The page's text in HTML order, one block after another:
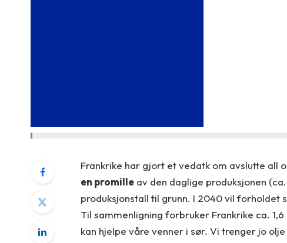
Frankrike har gjort et vedatk om avslutte all
en promilleav den daglige produksjonen
produksjonstall til grunn. I 2040 vil forholdet
Til sammenligning forbruker Frankrike ca.
kan hjelpe våre venner i sør. Vi trenger jo